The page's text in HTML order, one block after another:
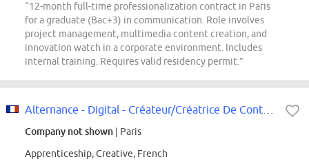
“12-month full-time professionalization contract in Paris
for a graduate (Bac+3) in communication. Role involves
project management, multimedia content creation, and
innovation watch in a corporate environment. Includes
internal training. Requires valid residency permit.”
Company not shown | Paris
Apprenticeship, Creative, French